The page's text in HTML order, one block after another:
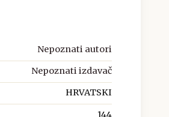
Nepoznati autori
Nepoznati izdavač
HRVATSKI
144